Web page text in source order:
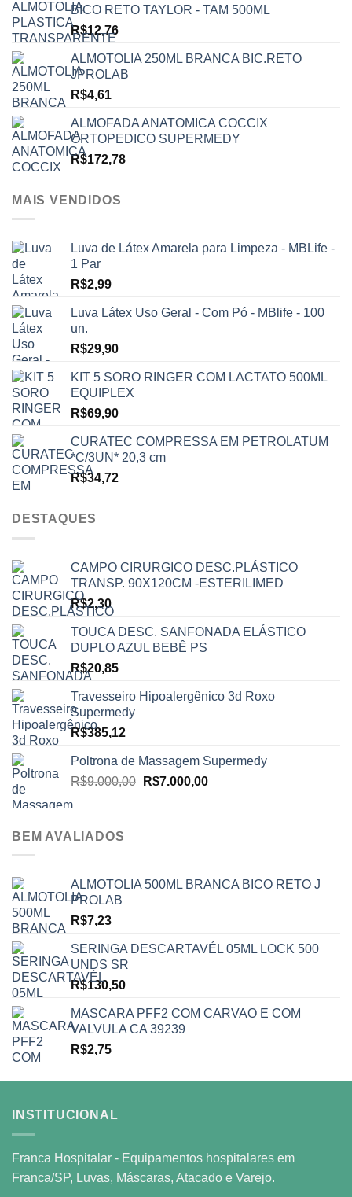
BICO RETO TAYLOR - TAM 500ML
R$12,76
ALMOTOLIA 250ML BRANCA BIC.RETO
JPROLAB
R$4,61
ALMOFADA ANATOMICA COCCIX
ORTOPEDICO SUPERMEDY
R$172,78
MAIS VENDIDOS
Luva de Látex Amarela para Limpeza - MBLife -
1 Par
R$2,99
Luva Látex Uso Geral - Com Pó - MBlife - 100
un.
R$29,90
KIT 5 SORO RINGER COM LACTATO 500ML
EQUIPLEX
R$69,90
CURATEC COMPRESSA EM PETROLATUM
*C/3UN* 20,3 cm
R$34,72
DESTAQUES
CAMPO CIRURGICO DESC.PLÁSTICO
TRANSP. 90X120CM -ESTERILIMED
R$2,30
TOUCA DESC. SANFONADA ELÁSTICO
DUPLO AZUL BEBÊ PS
R$20,85
Travesseiro Hipoalergênico 3d Roxo
Supermedy
R$385,12
Poltrona de Massagem Supermedy
R$9.000,00 O
R$7.000,00O
BEM AVALIADOS
ALMOTOLIA 500ML BRANCA BICO RETO J
PROLAB
R$7,23
SERINGA DESCARTAVÉL 05ML LOCK 500
UNDS SR
R$130,50
MASCARA PFF2 COM CARVAO E COM
VALVULA CA 39239
R$2,75
INSTITUCIONAL
Franca Hospitalar - Equipamentos hospitalares em
Franca/SP, Luvas, Máscaras, Atacado e Varejo.